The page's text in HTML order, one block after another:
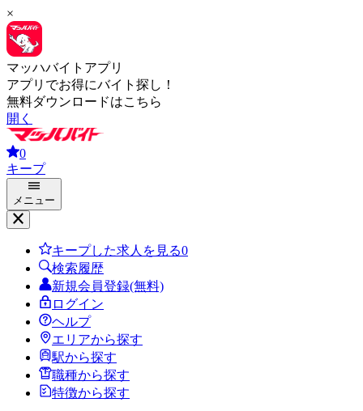
×
マッハバイトアプリ
アプリでお得にバイト探し！
無料ダウンロードはこちら
開く
0
キープ
メニュー
キープした求人を見る0
検索履歴
新規会員登録(無料)
ログイン
ヘルプ
エリアから探す
駅から探す
職種から探す
特徴から探す